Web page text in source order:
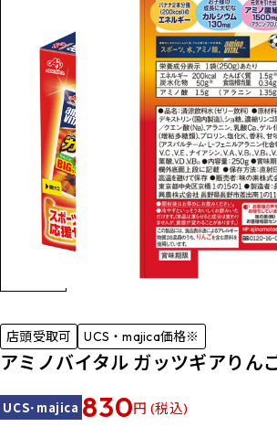
店頭受取可 UCS・majica価格※
アミノバイタル ガッツギアりん
UCS･majica 830円 (税込)